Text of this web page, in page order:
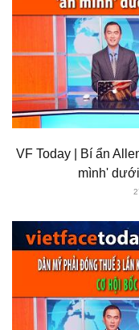
VF Today | Bí ẩn
mình'